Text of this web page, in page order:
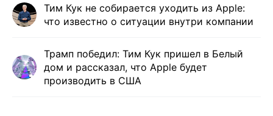
Тим Кук не собирается уходить из Apple:
что известно о ситуации внутри компании
Трамп победил: Тим Кук пришел в Белый
дом и рассказал, что Apple будет
производить в США